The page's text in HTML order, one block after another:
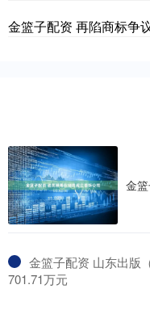
金篮子配资 再陷商标争
金
金篮子配资 山东出版
701.71万元